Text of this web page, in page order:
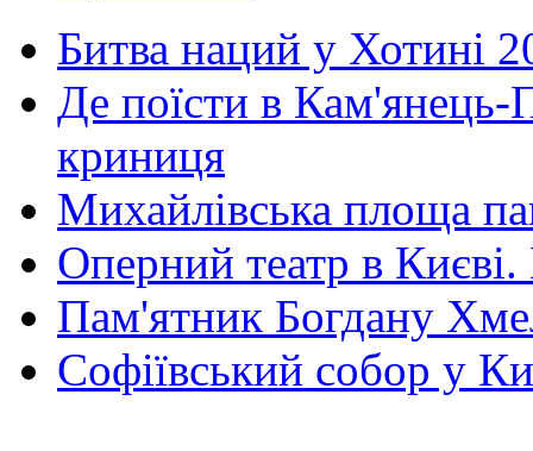
Битва наций у Хотині
Де поїсти в Кам'янець-
криниця
Михайлівська площа
Оперний театр в
Пам'ятник Богдану
Софіївський собор у